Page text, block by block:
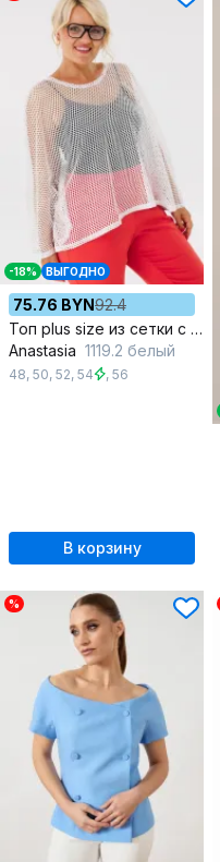
-18% ВЫГОДНО
75.76 BYN92.4
Топ plus size из сетки с перламутровым блеском
Anastasia 1119.2 белый
48, 50, 52, 54 , 56
В корзину
%